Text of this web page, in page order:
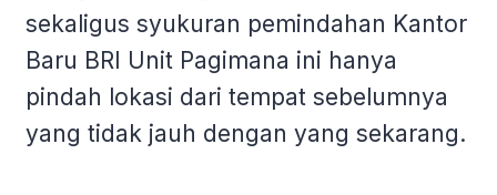
sekaligus syukuran pemindahan Kantor
Baru BRI Unit Pagimana ini hanya
pindah lokasi dari tempat sebelumnya
yang tidak jauh dengan yang sekarang.